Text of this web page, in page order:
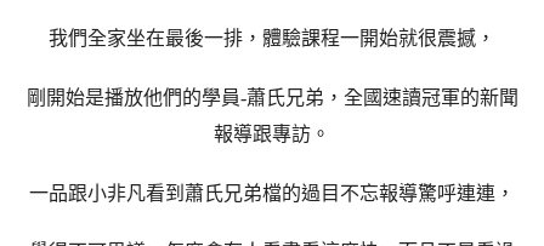
我們全家坐在最後一排，體驗課程一開始就很震撼，
剛開始是播放他們的學員-蕭氏兄弟，全國速讀冠軍的新聞
報導跟專訪。
一品跟小非凡看到蕭氏兄弟檔的過目不忘報導驚呼連連，